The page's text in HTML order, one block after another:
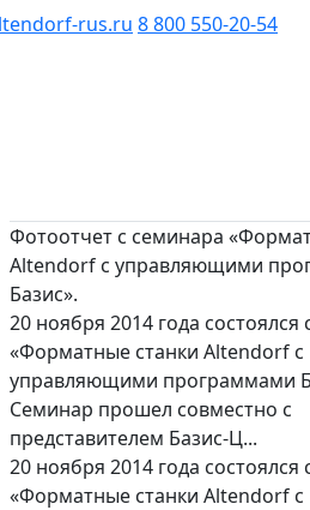
rus.ru 8 800 550-20-54
Фотоотчет с семинара
Altendorf с управляющими
Базис».
20 ноября 2014 года состоялся
«Форматные станки Altendorf с
управляющими программами
Семинар прошел совместно с
представителем Базис-Ц...
20 ноября 2014 года состоялся
«Форматные станки Altendorf с